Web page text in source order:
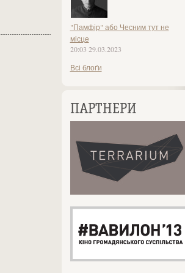
"Памфір" або Чесним тут не
місце
20:03 29.03.2023
Всі блоґи
ПАРТНЕРИ